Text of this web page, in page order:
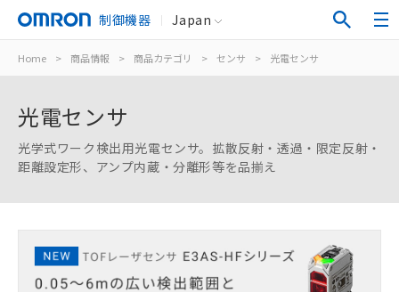
制御機器 Japan
Home > 商品情報 > 商品カテゴリ > センサ > 光電センサ
光電センサ
光学式ワーク検出用光電センサ。拡散反射・透過・限定反射・
距離設定形、アンプ内蔵・分離形等を品揃え